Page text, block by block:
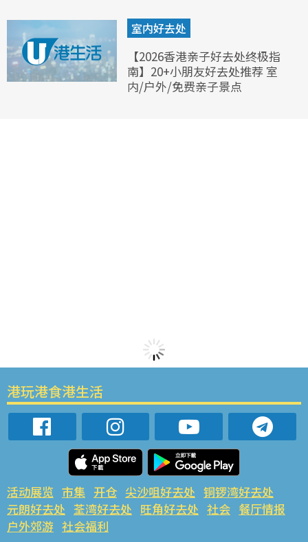
室内好去处
【2026香港亲子好去处终极指
南】20+小朋友好去处推荐 室
内/户外/免费亲子景点
港玩港食港生活
活动展览 市集 开仓 尖沙咀好去处 铜锣湾好去处
元朗好去处 荃湾好去处 旺角好去处 社会 餐厅情报
户外郊游 社会福利